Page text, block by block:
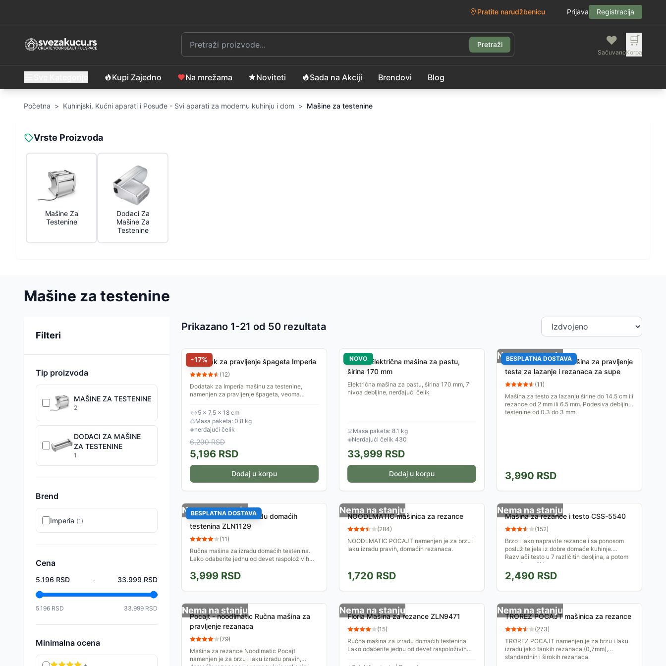
Pratite narudžbenicu Prijava Registracija
Pretraži ❤️
Sačuvano
🛒
Korpa
Kupi Zajedno Na mrežama Noviteti Sada na Akciji Brendovi Blog
Početna > Kuhinjski, Kućni aparati i Posuđe - Svi aparati za modernu kuhinju i dom > Mašine za testenine
Vrste Proizvoda
Mašine Za
Testenine
Dodaci Za
Mašine Za
Testenine
Mašine za testenine
Filteri
Tip proizvoda
MAŠINE ZA TESTENINE
2
DODACI ZA MAŠINE
ZA TESTENINE
1
Brend
Imperia (1)
Cena
5.196 RSD - 33.999 RSD
5.196 RSD 33.999 RSD
Minimalna ocena
Prikazano 1-21 od 50 rezultata
Sortiranje proizvoda
-17%
Dodatak za pravljenje špageta Imperia
(12)
Dodatak za Imperia mašinu za testenine,
namenjen za pravljenje špageta, veoma
održavanje. Izrađen je od...
↔5 × 7.5 × 18 cm
⚖Masa paketa: 0.8 kg
◈nerđajući čelik
6,290RSD
5,196 RSD
Dodaj u korpu
NOVO
HENDI Električna mašina za pastu,
širina 170 mm
Električna mašina za pastu, širina 170 mm, 7
nivoa debljine, nerđajući čelik
⚖Masa paketa: 8.1 kg
◈Nerđajući čelik 430
33,999 RSD
Dodaj u korpu
BESPLATNA DOSTAVA
Nema na stanju
Maestro MR-1679 mašina za pravljenje
testa za lazanje i rezanaca za supe
(11)
Mašina za testo za lazanju širine do 14.5 cm ili
rezance od 2 mm ili 6.5 mm. Podesiva debljina
testenine od 0.3 do 3 mm.
3,990 RSD
BESPLATNA DOSTAVA
Nema na stanju
Ručna mašina za izradu domaćih
testenina ZLN1129
(11)
Ručna mašina za izradu domaćih testenina.
Lako odaberite jednu od devet raspoloživih
a potom iseći na...
3,999 RSD
Nema na stanju
NOODLMATIC mašinica za rezance
(284)
NOODLMATIC POCAJT namenjen je za brzu i
laku izradu pravih, domaćih rezanaca.
1,720 RSD
Nema na stanju
Mašina za rezance i testo CSS-5540
(152)
Brzo i lako napravite rezance i sa ponosom
poslužite jela iz dobre domaće kuhinje.
Razvlači testo u 7 različitih debljina, a potom
ga seče na širinu...
2,490 RSD
Nema na stanju
Pocajt - noodlmatic Ručna mašina za
pravljenje rezanaca
(79)
Mašina za rezance Noodlmatic Pocajt
namenjen je za brzu i laku izradu pravih,
Nema na stanju
Floria Mašina za rezance ZLN9471
(15)
Ručna mašina za izradu domaćih testenina.
Lako odaberite jednu od devet raspoloživih
Nema na stanju
TROREZ POCAJT mašinica za rezance
(273)
TROREZ POCAJT namenjen je za brzu i laku
izradu jako tankih rezanaca (0,7mm),
standardnih i širokih rezanaca.